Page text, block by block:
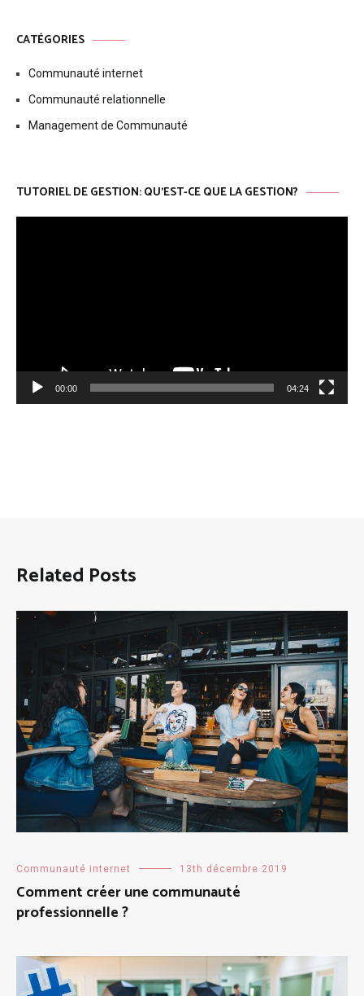
CATÉGORIES
Communauté internet
Communauté relationnelle
Management de Communauté
TUTORIEL DE GESTION: QU’EST-CE QUE LA GESTION?
00:00 04:24
Related Posts
Communauté internet 13th décembre 2019
Comment créer une communauté
professionnelle ?